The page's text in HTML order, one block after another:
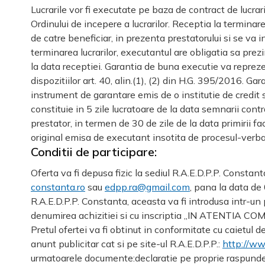
Lucrarile vor fi executate pe baza de contract de
Ordinului de incepere a lucrarilor. Receptia la
de catre beneficiar, in prezenta prestatorului si se va
terminarea lucrarilor, executantul are obligatia sa
la data receptiei. Garantia de buna executie va
dispozitiilor art. 40, alin.(1), (2) din H.G. 395/2016.
instrument de garantare emis de o institutie de credit
constituie in 5 zile lucratoare de la data semnarii
prestator, in termen de 30 de zile de la data primirii
original emisa de executant insotita de procesul-
Conditii de participare:
Oferta va fi depusa fizic la sediul R.A.E.D.P.P.
constanta.ro sau edpp.ra@gmail.com, pana la data
R.A.E.D.P.P. Constanta, aceasta va fi introdusa intr-
denumirea achizitiei si cu inscriptia „IN ATENTIA
Pretul ofertei va fi obtinut in conformitate cu caietul
anunt publicitar cat si pe site-ul R.A.E.D.P.P.: http://
urmatoarele documente:declaratie pe proprie